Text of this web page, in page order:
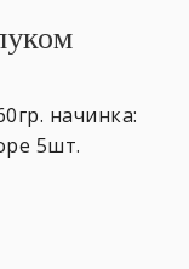
начинка:
5шт.